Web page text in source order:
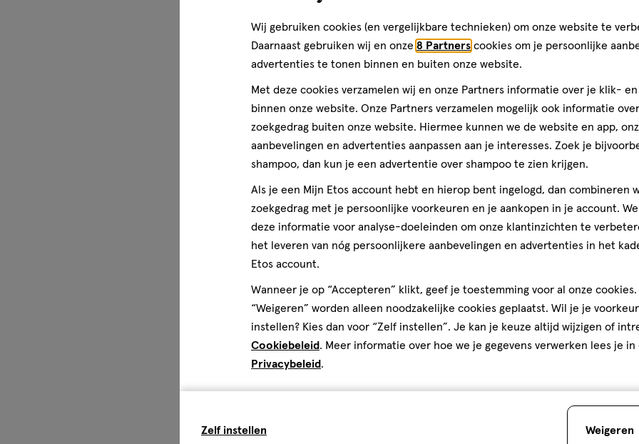
aan
verlanglijst
gel
75 ML gel
Wella New
1
Wij gebruiken cookies (en vergelijkbare technieken) om onze website te
Daarnaast gebruiken wij en onze 8 Partners cookies om je persoonlijke
advertenties te tonen binnen en buiten onze website.
Met deze cookies verzamelen wij en onze Partners informatie over je klik-
binnen onze website. Onze Partners verzamelen mogelijk ook informatie
zoekgedrag buiten onze website. Hiermee kunnen we de website en app,
aanbevelingen en advertenties aanpassen aan je interesses. Zoek je
shampoo, dan kun je een advertentie over shampoo te zien krijgen.
Als je een Mijn Etos account hebt en hierop bent ingelogd, dan combineren
zoekgedrag met je persoonlijke voorkeuren en je aankopen in je account.
deze informatie voor analyse-doeleinden om onze klantinzichten te
het leveren van nóg persoonlijkere aanbevelingen en advertenties in het
Etos account.
Wanneer je op “Accepteren” klikt, geef je toestemming voor al onze cookies.
“Weigeren” worden alleen noodzakelijke cookies geplaatst. Wil je je
instellen? Kies dan voor “Zelf instellen”. Je kan je keuze altijd wijzigen of
Cookiebeleid. Meer informatie over hoe we je gegevens verwerken lees je in
Privacybeleid.
Zelf instellen Weigeren